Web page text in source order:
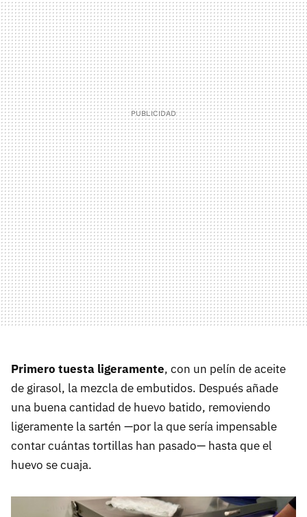
Primero tuesta ligeramente, con un pelín de aceite
de girasol, la mezcla de embutidos. Después añade
una buena cantidad de huevo batido, removiendo
ligeramente la sartén —por la que sería impensable
contar cuántas tortillas han pasado— hasta que el
huevo se cuaja.